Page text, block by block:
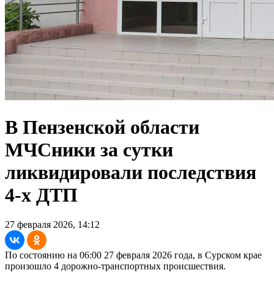
В Пензенской области
МЧСники за сутки
ликвидировали последствия
4-х ДТП
27 февраля 2026, 14:12
По состоянию на 06:00 27 февраля 2026 года, в Сурском крае
произошло 4 дорожно-транспортных происшествия.